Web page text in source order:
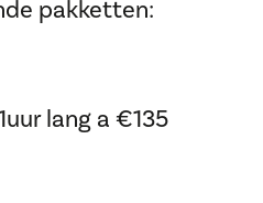
pakketten:
lang a €135